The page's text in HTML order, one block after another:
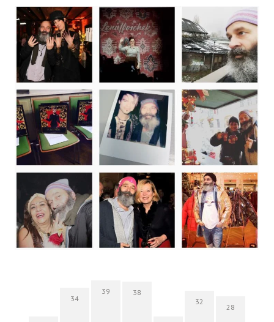
34
39 38
32
28